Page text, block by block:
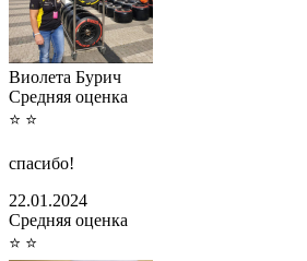
Виолета Бурич
Cредняя оценка
⭐ ⭐
спасибо!
22.01.2024
Cредняя оценка
⭐ ⭐